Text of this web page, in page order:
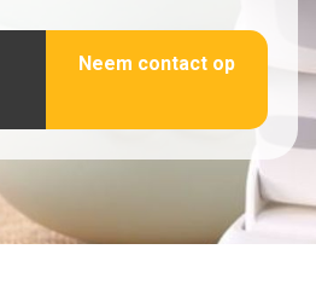
Neem contact op